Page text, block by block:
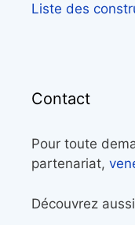
Liste des
Contact
Pour toute
partenariat,
Découvrez